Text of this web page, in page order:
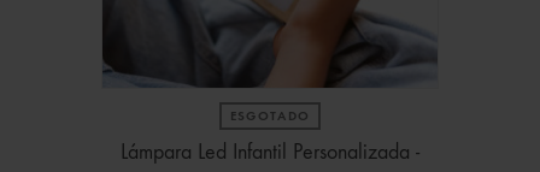
ESGOTADO
Lámpara Led Infantil Personalizada -